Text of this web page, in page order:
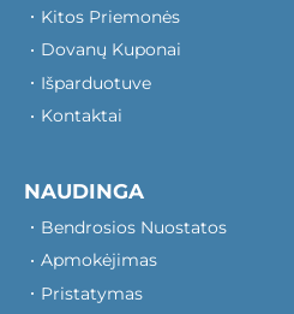
Kitos Priemonės
Dovanų Kuponai
Išparduotuve
Kontaktai
NAUDINGA
Bendrosios Nuostatos
Apmokėjimas
Pristatymas